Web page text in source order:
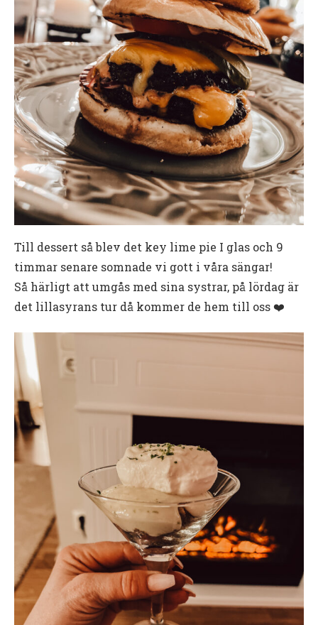
Till dessert så blev det key lime pie I glas och 9
timmar senare somnade vi gott i våra sängar!
Så härligt att umgås med sina systrar, på lördag är
det lillasyrans tur då kommer de hem till oss ❤️